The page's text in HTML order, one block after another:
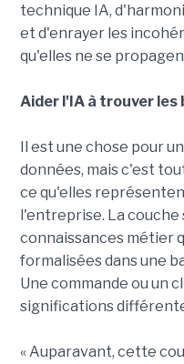
technique IA,
et d'enrayer les
qu'elles ne se
Aider l'IA à trouver les
Il est une chose pour
données, mais c'est
ce qu'elles
l'entreprise. La couche
connaissances métier
formalisées dans une
Une commande ou un
significations
« Auparavant, cette